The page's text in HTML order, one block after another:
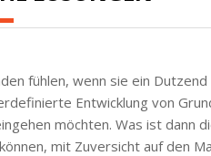
fühlen, wenn sie ein
Entwicklung von
möchten. Was ist dann
mit Zuversicht auf den